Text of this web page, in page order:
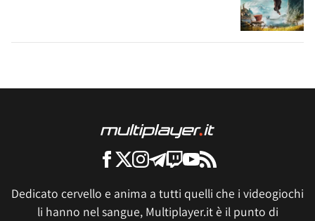
Dedicato cervello e anima a tutti quelli che i videogiochi
li hanno nel sangue, Multiplayer.it è il punto di